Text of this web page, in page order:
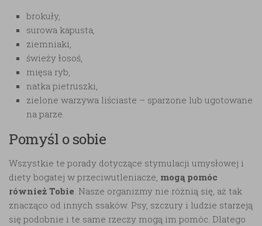
brokuły,
surowa kapusta,
ziemniaki,
świeży łosoś,
mięsa ryb,
natka pietruszki,
zielone warzywa liściaste – sparzone lub ugotowane
na parze.
Pomyśl o sobie
Wszystkie te porady dotyczące stymulacji umysłowej i
diety bogatej w przeciwutleniacze, mogą pomóc
również Tobie. Nasze organizmy nie różnią się, aż tak
znacząco od innych ssaków. Psy, szczury i ludzie starzeją
się podobnie i te same rzeczy mogą im pomóc. Dlatego